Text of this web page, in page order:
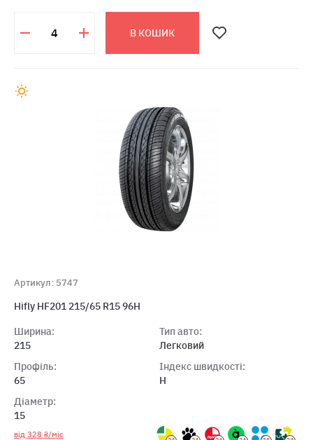
В КОШИК
Артикул: 5747
Hifly HF201 215/65 R15 96H
Ширина:
215
Профіль:
65
Діаметр:
15
Тип авто:
Легковий
Індекс швидкості:
H
від 328 ₴/міс